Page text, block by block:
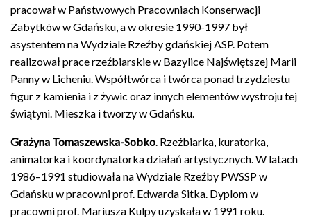
pracował w Państwowych Pracowniach Konserwacji
Zabytków w Gdańsku, a w okresie 1990-1997 był
asystentem na Wydziale Rzeźby gdańskiej ASP. Potem
realizował prace rzeźbiarskie w Bazylice Najświętszej Marii
Panny w Licheniu. Współtwórca i twórca ponad trzydziestu
figur z kamienia i z żywic oraz innych elementów wystroju tej
świątyni. Mieszka i tworzy w Gdańsku.
Grażyna Tomaszewska-Sobko. Rzeźbiarka, kuratorka,
animatorka i koordynatorka działań artystycznych. W latach
1986–1991 studiowała na Wydziale Rzeźby PWSSP w
Gdańsku w pracowni prof. Edwarda Sitka. Dyplom w
pracowni prof. Mariusza Kulpy uzyskała w 1991 roku.